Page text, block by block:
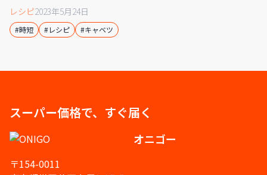
レシピ2023年5月24日
#時短 #レシピ #キャベツ
スーパー価格で、すぐ届く
オニゴー
〒154-0011